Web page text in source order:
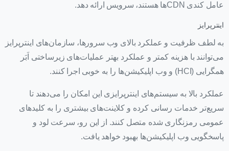
عامل کندی CDNها هستند، سرویس ارائه دهد.
اینترپرایز
به لطف ظرفیت و عملکرد بالای وب سرورها، سازمان‌های اینترپرایز
می‌توانند با هزینه کمتر و عملکرد بهتر عملیات‌های زیرساختی اَبَر
همگرایی (HCI) و وب اپلیکیشن‌ها را به خوبی اجرا کنند.
عملکرد بالا به سیستم‌های اینترپرایزی این امکان را می‌دهند تا
سریع‌تر خدمات رسانی کرده و کلاینت‌های بیشتری را به کلیدهای
عمومی رمزنگاری شده متصل کنند. از این رو، سرعت لود و
پاسخگویی وب اپلیکیشن‌ها بهبود خواهد یافت.